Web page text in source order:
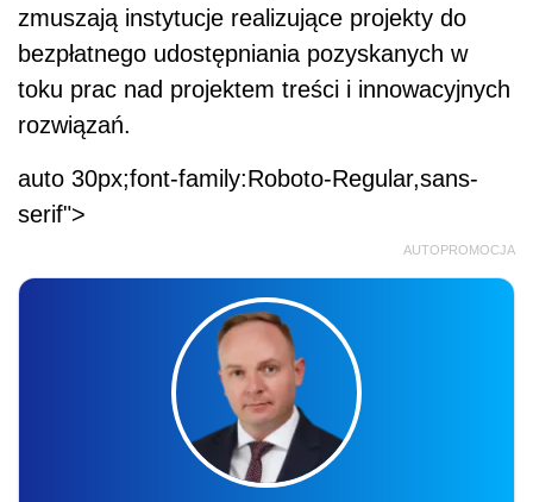
zmuszają instytucje realizujące projekty do
bezpłatnego udostępniania pozyskanych w
toku prac nad projektem treści i innowacyjnych
rozwiązań.
auto 30px;font-family:Roboto-Regular,sans-
serif">
AUTOPROMOCJA